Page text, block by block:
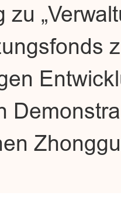
zu